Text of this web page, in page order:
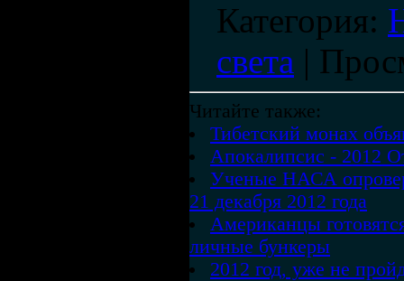
Категория:
света |
Читайте также:
Тибетский монах
Апокалипсис - 2012
Ученые НАСА
21 декабря 2012 года
Американцы
личные бункеры
2012 год, уже не